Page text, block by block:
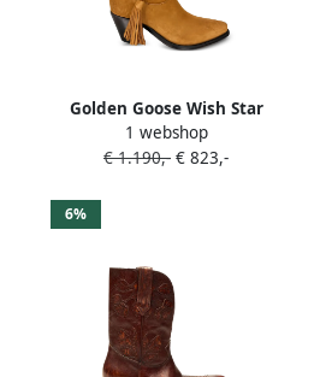
Golden Goose Wish Star
suède enkellaarzen Bruin
1 webshop
€ 1.190,- € 823,-
6%